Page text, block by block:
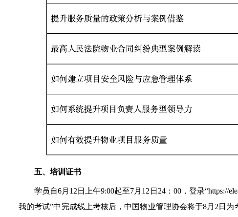
五、培训证书
学员自6月12日上午9:00起至7月12日24：00，登录“https://
我的考试”中完成线上考核后，中国物业管理协会将于8月2日